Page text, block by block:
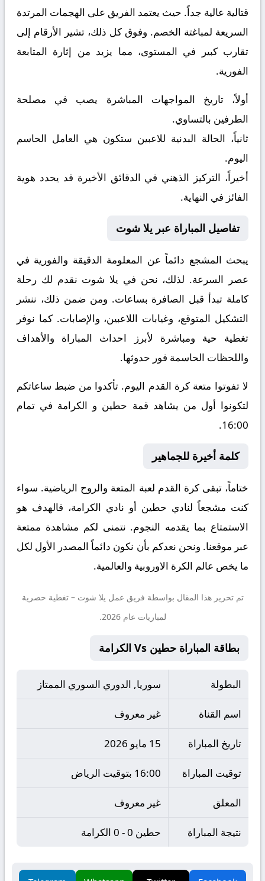
قتالية عالية جداً. حيث يعتمد الفريق على الهجمات المرتدة
السريعة لمباغتة الخصم. وفوق كل ذلك، تشير الأرقام إلى
تقارب كبير في المستوى، مما يزيد من إثارة المتابعة
الفورية.
أولاً، تاريخ المواجهات المباشرة يصب في مصلحة
الطرفين بالتساوي.
ثانياً، الحالة البدنية للاعبين ستكون هي العامل الحاسم
اليوم.
أخيراً، التركيز الذهني في الدقائق الأخيرة قد يحدد هوية
الفائز في النهاية.
تفاصيل المباراة عبر يلا شوت
يبحث المشجع دائماً عن المعلومة الدقيقة والفورية في
عصر السرعة. لذلك، نحن في يلا شوت نقدم لك رحلة
كاملة تبدأ قبل الصافرة بساعات. ومن ضمن ذلك، ننشر
التشكيل المتوقع، وغيابات اللاعبين، والإصابات. كما نوفر
تغطية حية ومباشرة لأبرز احداث المباراة والأهداف
واللحظات الحاسمة فور حدوثها.
لا تفوتوا متعة كرة القدم اليوم. تأكدوا من ضبط ساعاتكم
لتكونوا أول من يشاهد قمة حطين و الكرامة في تمام
16:00.
كلمة أخيرة للجماهير
ختاماً، تبقى كرة القدم لعبة المتعة والروح الرياضية. سواء
كنت مشجعاً لنادي حطين أو نادي الكرامة، فالهدف هو
الاستمتاع بما يقدمه النجوم. نتمنى لكم مشاهدة ممتعة
عبر موقعنا. ونحن نعدكم بأن نكون دائماً المصدر الأول لكل
ما يخص عالم الكرة الاوروبية والعالمية.
تم تحرير هذا المقال بواسطة فريق عمل يلا شوت – تغطية حصرية
لمباريات عام 2026.
بطاقة المباراة حطين Vs الكرامة
البطولة سوريا, الدوري السوري الممتاز
اسم القناة غير معروف
تاريخ المباراة 15 مايو 2026
توقيت المباراة 16:00 بتوقيت الرياض
المعلق غير معروف
نتيجة المباراة حطين 0 - 0 الكرامة